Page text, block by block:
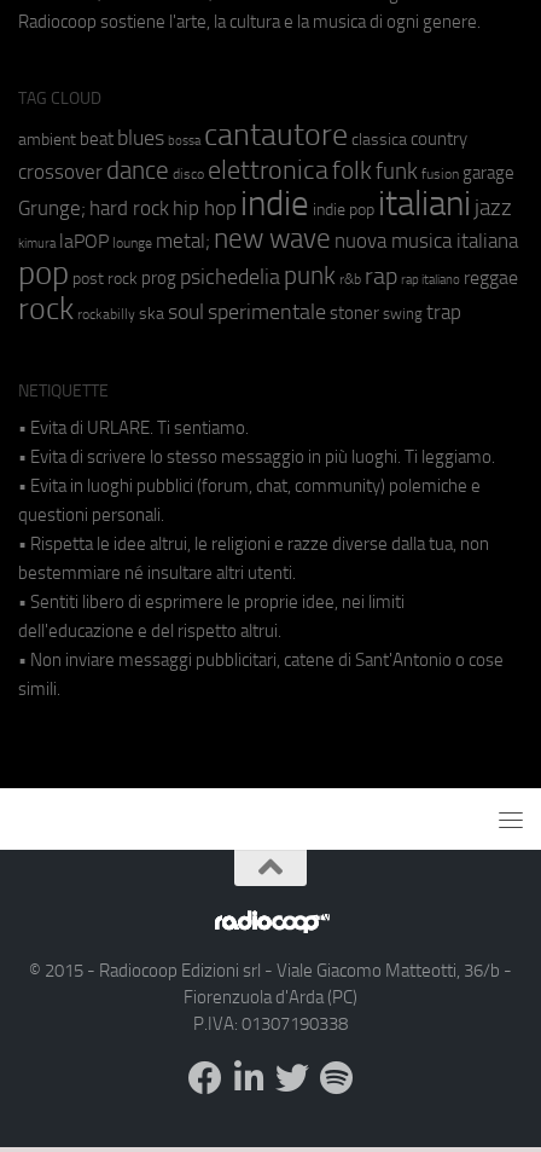
Radiocoop sostiene l'arte, la cultura e la musica di ogni genere.
TAG CLOUD
ambient beat blues bossa cantautore classica country
crossover dance disco elettronicafolkfunk fusion garage
Grunge; hard rock hip hop indie indie pop italiani jazz
kimura laPOP lounge metal; new wave nuova musica italiana
pop post rock prog psichedeliapunk r&b rap rap italiano reggae
rock rockabilly ska soul sperimentale stoner swing trap
NETIQUETTE
• Evita di URLARE. Ti sentiamo.
• Evita di scrivere lo stesso messaggio in più luoghi. Ti leggiamo.
• Evita in luoghi pubblici (forum, chat, community) polemiche e
questioni personali.
• Rispetta le idee altrui, le religioni e razze diverse dalla tua, non
bestemmiare né insultare altri utenti.
• Sentiti libero di esprimere le proprie idee, nei limiti
dell'educazione e del rispetto altrui.
• Non inviare messaggi pubblicitari, catene di Sant'Antonio o cose
simili.
© 2015 - Radiocoop Edizioni srl - Viale Giacomo Matteotti, 36/b -
Fiorenzuola d'Arda (PC)
P.IVA: 01307190338